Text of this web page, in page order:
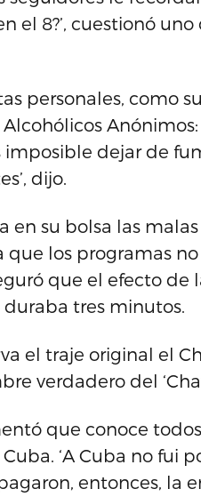
el 8?’, cuestionó
personales, como
imposible dejar de
dijo.
en su bolsa las
que los programas
que el efecto
tres minutos.
el traje original el
verdadero del
que conoce
Cuba. ‘A Cuba no
entonces, la